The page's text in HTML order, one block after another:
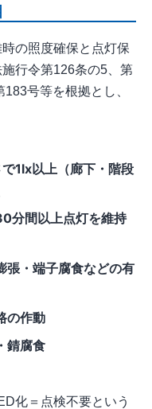
の照度確保と点灯保
行令第126条の5、第
号等を根拠とし、
1lx以上（廊下・階段
分間以上点灯を維持
張・端子腐食などの有
の作動
錆腐食
化＝点検不要という